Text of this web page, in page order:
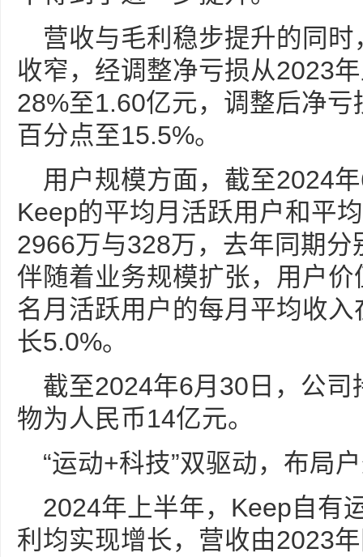
营收与毛利稳步提升的同
收窄，经调整净亏损从2023
28%至1.60亿元，调整后净
百分点至15.5%。
用户规模方面，截至2024
Keep的平均月活跃用户和平
2966万与328万，去年同期
伴随着业务规模扩张，用户
名月活跃用户的每月平均收
长5.0%。
截至2024年6月30日，公
物为人民币14亿元。
“运动+科技”双驱动，布局
2024年上半年，Keep自有
利均实现增长，营收由2023